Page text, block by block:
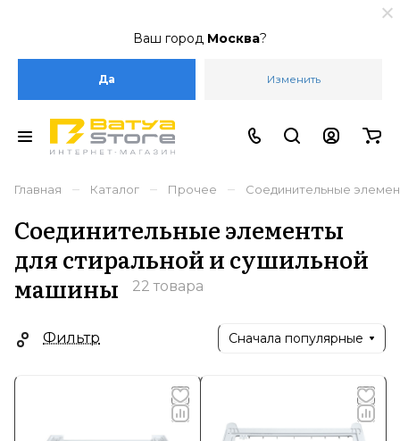
Ваш город Москва?
Да Изменить
Главная – Каталог – Прочее – Соединительные
Соединительные элементы
для стиральной и сушильной
машины
22 товара
Фильтр Сначала популярные